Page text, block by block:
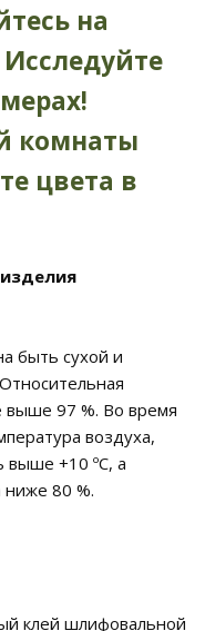
на
комнаты
цвета в
быть сухой и
выше 97 %. Во время
воздуха,
выше +10 ºС, а
ниже 80 %.
клей шлифовальной